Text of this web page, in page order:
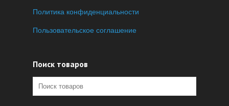
Политика конфиденциальности
Пользовательское соглашение
Поиск товаров